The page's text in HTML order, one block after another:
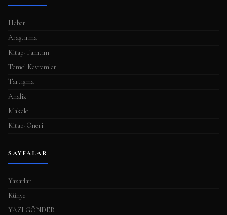
Haber
Araştırma
Kitap-Tanıtım
Temel Kavramlar
Tartışma
Analiz
Makale
Kitap-Öneri
SAYFALAR
Yazarlar
Künye
YAZI GÖNDER